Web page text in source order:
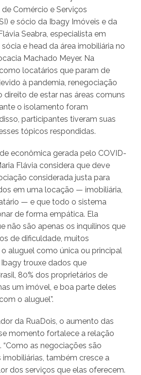
de Comércio e Serviços
e sócio da Ibagy Imóveis e da
Seabra, especialista em
e head da área imobiliária no
Machado Meyer. Na
locatários que param de
à pandemia, renegociação
direito de estar nas áreas comuns
o isolamento foram
participantes tiveram suas
tópicos respondidas.
econômica gerada pelo COVID-
Flávia considera que deve
considerada justa para
em uma locação — imobiliária,
— e que todo o sistema
de forma empática. Ela
não são apenas os inquilinos que
de dificuldade, muitos
aluguel como única ou principal
trouxe dados que
80% dos proprietários de
um imóvel, e boa parte deles
o aluguel”.
da RuaDois, o aumento das
momento fortalece a relação
as negociações são
também cresce a
dos serviços que elas oferecem.